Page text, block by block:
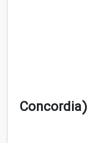
دانشگاه کنکوردیا (Concordia